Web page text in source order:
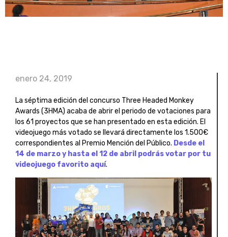
enero 24, 2019
La séptima edición del concurso Three Headed Monkey
Awards (3HMA) acaba de abrir el periodo de votaciones para
los 61 proyectos que se han presentado en esta edición. El
videojuego más votado se llevará directamente los 1.500€
correspondientes al Premio Mención del Público. Desde el
14 de marzo y hasta el 12 de abril podrás votar por tu
videojuego favorito aquí.